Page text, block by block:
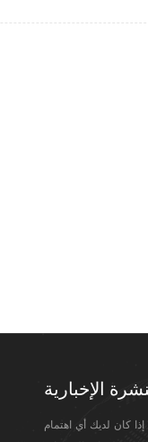
الإخبارية
كان لديك أي اهتمام